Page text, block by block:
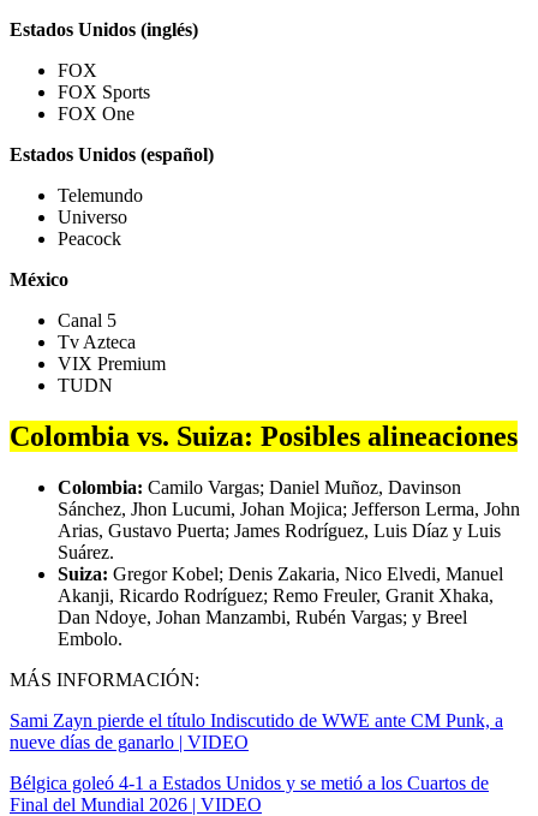
Estados Unidos (inglés)
FOX
FOX Sports
FOX One
Estados Unidos (español)
Telemundo
Universo
Peacock
México
Canal 5
Tv Azteca
VIX Premium
TUDN
Colombia vs. Suiza: Posibles alineaciones
Colombia: Camilo Vargas; Daniel Muñoz, Davinson
Sánchez, Jhon Lucumi, Johan Mojica; Jefferson Lerma, John
Arias, Gustavo Puerta; James Rodríguez, Luis Díaz y Luis
Suárez.
Suiza: Gregor Kobel; Denis Zakaria, Nico Elvedi, Manuel
Akanji, Ricardo Rodríguez; Remo Freuler, Granit Xhaka,
Dan Ndoye, Johan Manzambi, Rubén Vargas; y Breel
Embolo.
MÁS INFORMACIÓN:
Sami Zayn pierde el título Indiscutido de WWE ante CM Punk, a
nueve días de ganarlo | VIDEO
Bélgica goleó 4-1 a Estados Unidos y se metió a los Cuartos de
Final del Mundial 2026 | VIDEO